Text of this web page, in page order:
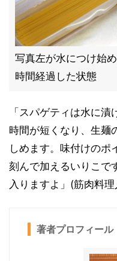
写真左が水につけ始
時間経過した状態
「スパゲティは水に
時間が短くなり、生麺
しめます。味付けのポ
刻んで加えるいりこで
入りますよ」(筋肉料理
著者プロフィール